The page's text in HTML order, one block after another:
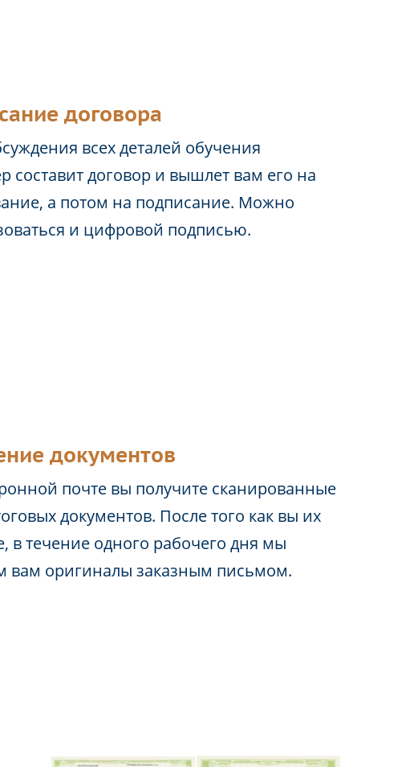
договора
всех деталей обучения
составит договор и вышлет вам его на
а потом на подписание. Можно
и цифровой подписью.
документов
почте вы получите сканированные
документов. После того как вы их
в течение одного рабочего дня мы
вам оригиналы заказным письмом.